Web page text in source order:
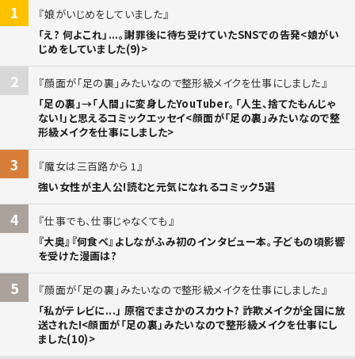
1
娘がいじめをしていました
「え? 何よこれ」...。謝罪後に待ち受けていたSNSでの告発<娘がい
じめをしていました(9)>
2
顔面が「足の裏」みたいなので整形級メイクを仕事にしました
「足の裏」→「人間」に変身したYouTuber。「人生、捨てたもんじゃ
ない!」と思えるコミックエッセイ<顔面が「足の裏」みたいなので整
形級メイクを仕事にしました>
3
魔女は三百路から 1
強い女性が主人公!読むと元気になれるコミック5選
4
仕事でも、仕事じゃなくても
『大奥』『何食べ』よしながふみ初のインタビュー本。子どもの頃影響
を受けた漫画は?
5
顔面が「足の裏」みたいなので整形級メイクを仕事にしました
「私がテレビに...」 原宿でまさかのスカウト? 詐欺メイクが全国に放
送された!<顔面が「足の裏」みたいなので整形級メイクを仕事にし
ました(10)>